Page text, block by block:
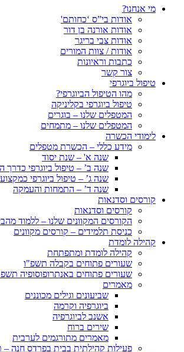
מי אנחנו?
אודות בי”ס ‘כחותם'
אודות אורנה בן דור
אודות צבי בריגר
אודות / צוות המורים
כתבות וראיונות
צור קשר
טיפול ביוגרפי
מהו הטיפול הביוגרפי?
טיפול ביוגרפי בקליניקה
המטפלים שלנו – בוגרים
המטפלים שלנו – מתמחים
לימודי הכשרה
מידע כללי – הכשרת מטפלים
שנה א' – שנת יסוד
שנה ב’ – טיפול ביוגרפי
שנה ג’ – טיפול ביוגרפי כמקצוע
שנה ד’ – התמחות והעמקה
קורסים וסדנאות
קורסים וסדנאות
הקורסים המקוונים שלנו – ללמוד
כניסת תלמידים – קורסים מקוונים
קהילה לומדת
קהילה לומדת ומתפתחת
שעורים פתוחים בקבלה תשפ"ו
שעורים פתוחים באנתרופוסופיה
מאמרים
שביעונים וגילים מכוננים
ביוגרפיה וקרמה
אשנב לביוגרפיה
שירים ברוח
מאמרים מתורגמים לערבית
פעילות קהילתית בבית בפרדס חנה